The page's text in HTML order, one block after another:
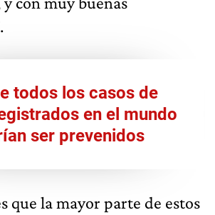
todos los casos de
en el mundo
ser prevenidos
que la mayor parte de estos